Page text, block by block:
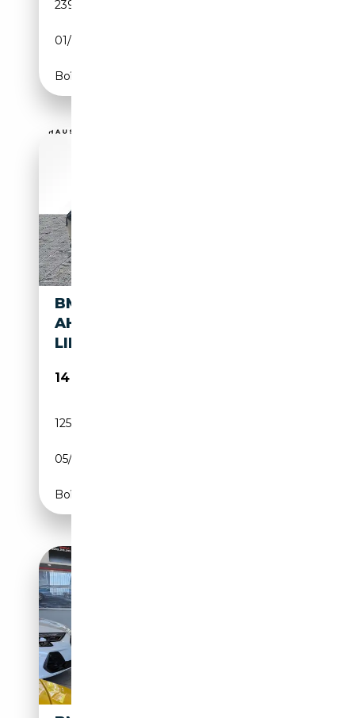
239 725 km
01/2014
Boîte automatique
BMW X3 XDRIVE 20D
AHK*CAM*LED*NAVI*SHZ*2XK
LIMA*AHK
14 208€
125 796 km
05/2012
Boîte automatique